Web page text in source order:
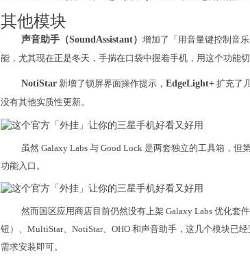
其他模块
声音助手（SoundAssistant） 增加了「用音量键控制音
能，尤其现在正是冬天，手揣在口袋中握着手机，用这个功能切
NotiStar 新增了锁屏界面操作提示， EdgeLight+ 扩充了
没有其他实质性更新。
虽然 Galaxy Labs 与 Good Lock 是两套独立的工具箱，但
功能入口。
然而国区应用商店目前仍然没有上架 Galaxy Labs 优化套
钮）、MultiStar、NotiStar、OHO 和声音助手，这几个模块已
需求安装即可。